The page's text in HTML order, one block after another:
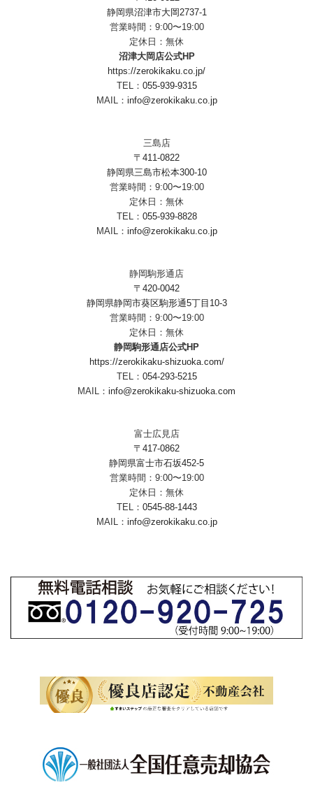
静岡県沼津市大岡2737-1
営業時間：9:00〜19:00
定休日：無休
沼津大岡店公式HP
https://zerokikaku.co.jp/
TEL： 055-939-9315
MAIL： info@zerokikaku.co.jp
三島店
〒411-0822
静岡県三島市松本300-10
営業時間：9:00〜19:00
定休日：無休
TEL： 055-939-8828
MAIL： info@zerokikaku.co.jp
静岡駒形通店
〒420-0042
静岡県静岡市葵区駒形通5丁目10-3
営業時間：9:00〜19:00
定休日：無休
静岡駒形通店公式HP
https://zerokikaku-shizuoka.com/
TEL： 054-293-5215
MAIL： info@zerokikaku-shizuoka.com
富士広見店
〒417-0862
静岡県富士市石坂452-5
営業時間：9:00〜19:00
定休日：無休
TEL： 0545-88-1443
MAIL： info@zerokikaku.co.jp